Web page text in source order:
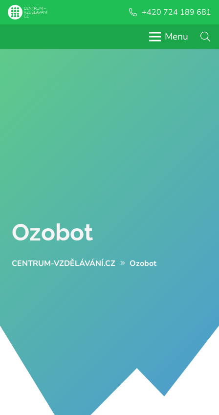
+420 724 189 681
Menu
Ozobot
CENTRUM-VZDĚLÁVÁNÍ.CZ Ozobot